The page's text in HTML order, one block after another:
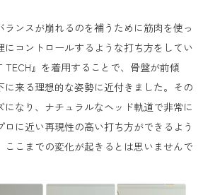
ランスが崩れるのを補うために筋肉を使っ
にコントロールするような打ち方をしてい
TECH』を着用することで、骨盤が前傾
に来る理想的な姿勢に近付きました。その
になり、ナチュラルなヘッド軌道で非常に
に近い再現性の高い打ち方ができるよう
ここまでの変化が起きるとは思いませんで